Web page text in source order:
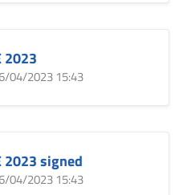
2023
04/2023 15:43
2023 signed
04/2023 15:43